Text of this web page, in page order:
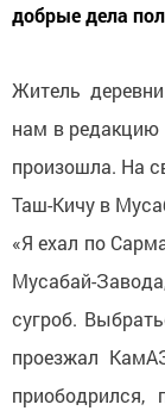
добрые дела
Житель
нам в редакцию
произошла. На
Таш-Кичу в
«Я ехал по
Мусабай-
сугроб.
проезжал